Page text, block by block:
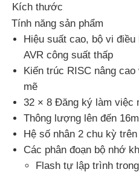
Về chúng tôi
Tham quan nhà máy
Kiểm soát chất lượng
Liên hệ
Kích thước
Tính năng sản phẩm
Hiệu suất cao, bộ vi điều
AVR công suất thấp
Kiến trúc RISC nâng
mẽ
32 × 8 Đăng ký làm việc
Thông lượng lên đến
Hệ số nhân 2 chu kỳ
Các phân đoạn bộ nhớ
Flash tự lập trình